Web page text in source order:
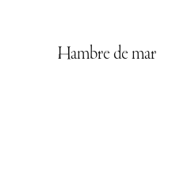
Hambre de mar